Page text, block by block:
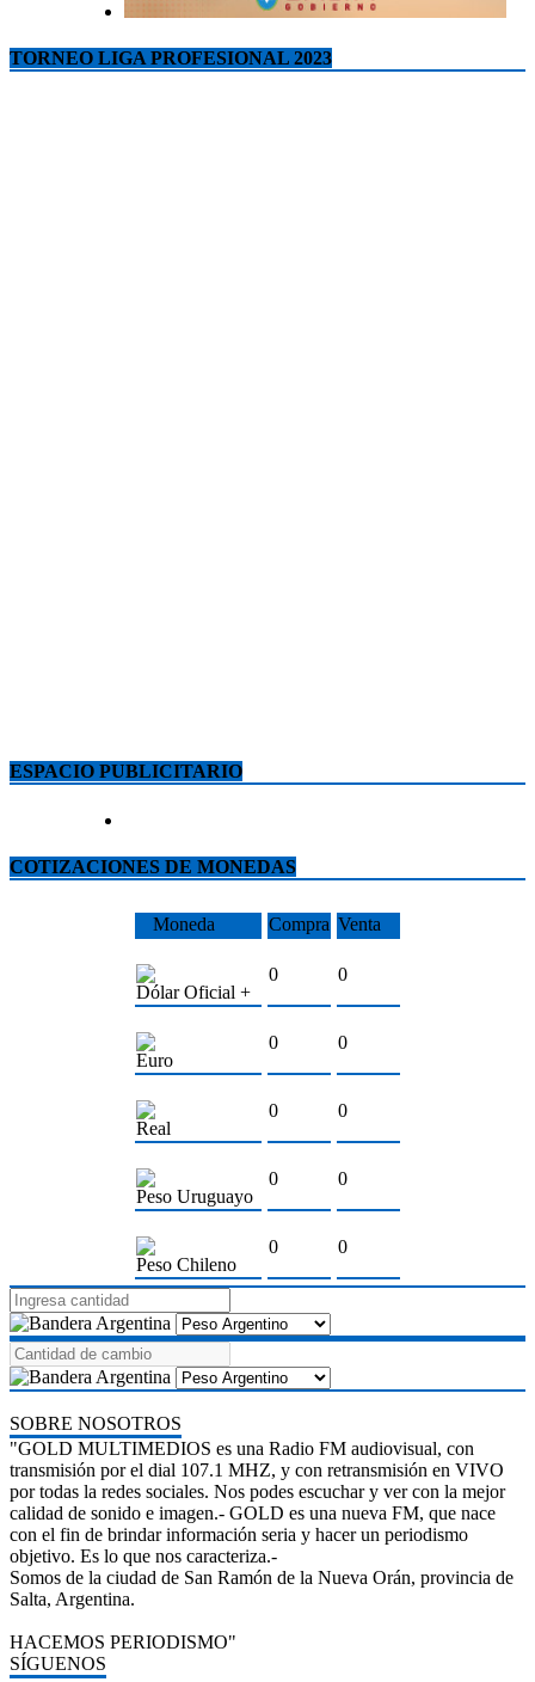
TORNEO LIGA PROFESIONAL 2023
ESPACIO PUBLICITARIO
COTIZACIONES DE MONEDAS
Moneda Compra Venta
Dólar Oficial +
0 0
Euro
0 0
Real
0 0
Peso Uruguayo
0 0
Peso Chileno
0 0
SOBRE NOSOTROS
"GOLD MULTIMEDIOS es una Radio FM audiovisual, con
transmisión por el dial 107.1 MHZ, y con retransmisión en VIVO
por todas la redes sociales. Nos podes escuchar y ver con la mejor
calidad de sonido e imagen.- GOLD es una nueva FM, que nace
con el fin de brindar información seria y hacer un periodismo
objetivo. Es lo que nos caracteriza.-
Somos de la ciudad de San Ramón de la Nueva Orán, provincia de
Salta, Argentina.
HACEMOS PERIODISMO"
SÍGUENOS